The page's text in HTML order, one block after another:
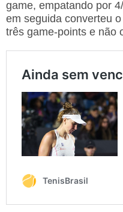
game, empatando por
em seguida converteu
três game-points e não